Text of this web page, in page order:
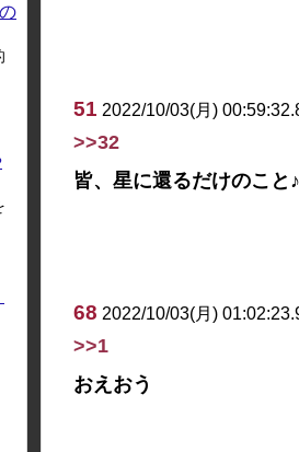
51 2022/10/03(月)
>>32
皆、星に還るだけのこと♪
68 2022/10/03(月)
>>1
おえおう